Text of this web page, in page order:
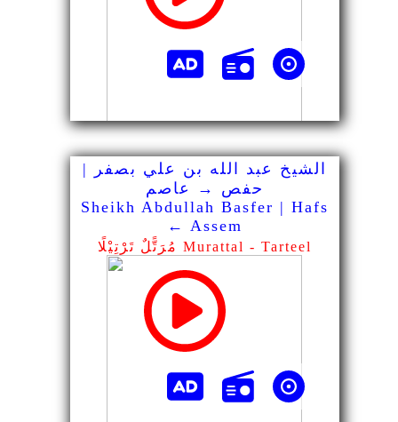
الشيخ عبد الله بن علي بصفر |
حفص → عاصم
Sheikh Abdullah Basfer | Hafs
← Assem
مُرَتًّلٌ تَرْتِيْلًا Murattal - Tarteel